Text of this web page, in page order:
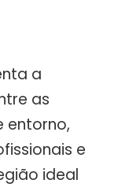
a
as
entorno,
e
ideal